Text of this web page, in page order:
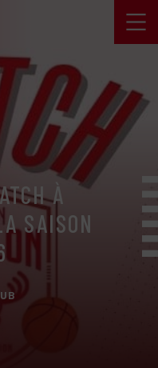
À
SAISON